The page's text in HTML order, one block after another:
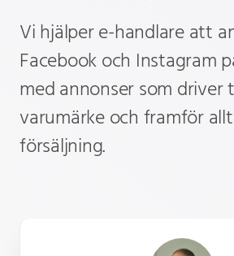
Nyheter
Om oss
Vi hjälper e-handlare att
Facebook och Instagram
med annonser som driver
varumärke och framför
försäljning.